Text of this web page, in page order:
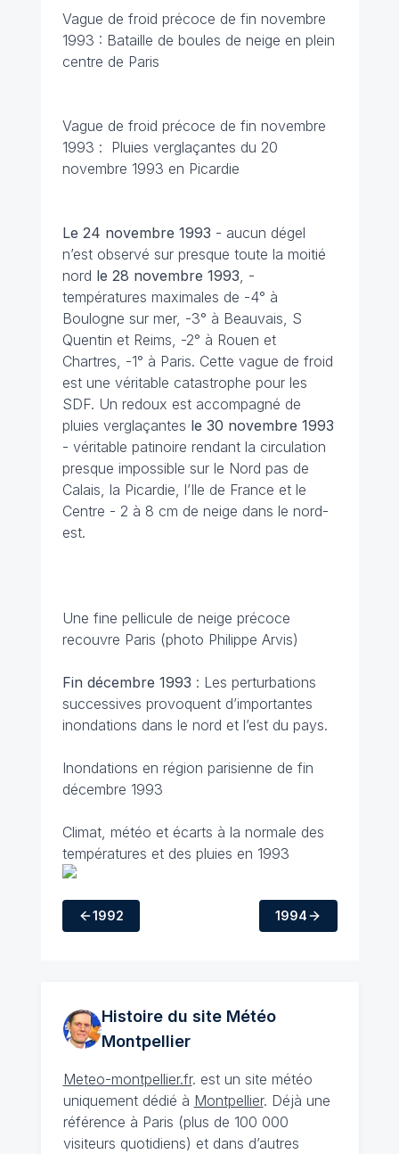
Vague de froid précoce de fin novembre
1993 : Bataille de boules de neige en plein
centre de Paris
Vague de froid précoce de fin novembre
1993 : Pluies verglaçantes du 20
novembre 1993 en Picardie
Le 24 novembre 1993 - aucun dégel
n’est observé sur presque toute la moitié
nord le 28 novembre 1993 , -
températures maximales de -4° à
Boulogne sur mer, -3° à Beauvais, S
Quentin et Reims, -2° à Rouen et
Chartres, -1° à Paris. Cette vague de froid
est une véritable catastrophe pour les
SDF. Un redoux est accompagné de
pluies verglaçantes le 30 novembre 1993
- véritable patinoire rendant la circulation
presque impossible sur le Nord pas de
Calais, la Picardie, l’Ile de France et le
Centre - 2 à 8 cm de neige dans le nord-
est.
Une fine pellicule de neige précoce
recouvre Paris (photo Philippe Arvis)
Fin décembre 1993 : Les perturbations
successives provoquent d’importantes
inondations dans le nord et l’est du pays.
Inondations en région parisienne de fin
décembre 1993
Climat, météo et écarts à la normale des
températures et des pluies en 1993
1992 1994
Histoire du site Météo
Montpellier
Meteo-montpellier.fr. est un site météo
uniquement dédié à Montpellier. Déjà une
référence à Paris (plus de 100 000
visiteurs quotidiens) et dans d’autres